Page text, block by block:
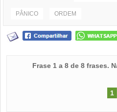
PÂNICO ORDEM
Frase 1 a 8 de 8 frases.
1